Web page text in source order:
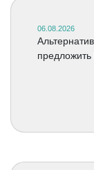
06.08.2026